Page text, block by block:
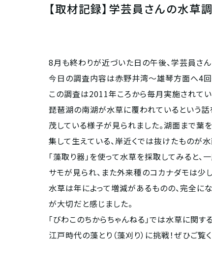
【取材記録】学芸員さんの水草
8月も終わりが近づいた日の午後、学芸員さ
今日の調査内容は赤野井湾～雄琴方面へ4回
この調査は2011年ころから毎月実施されてい
琵琶湖の南湖が水草に覆われているという話
茂している様子が見られました。湖面まで葉
集して生えている、岸近くでは抜けたものが
「藻取り器」を使って水草を採取してみると
サモが見られ、また外来種のコカナダモは少
水草は年によって増減があるものの、完全に
が大切だと感じました。
「びわこのちからちゃんねる」では水草に関
江戸時代の藻とり（藻刈り）に挑戦！ぜひご覧く